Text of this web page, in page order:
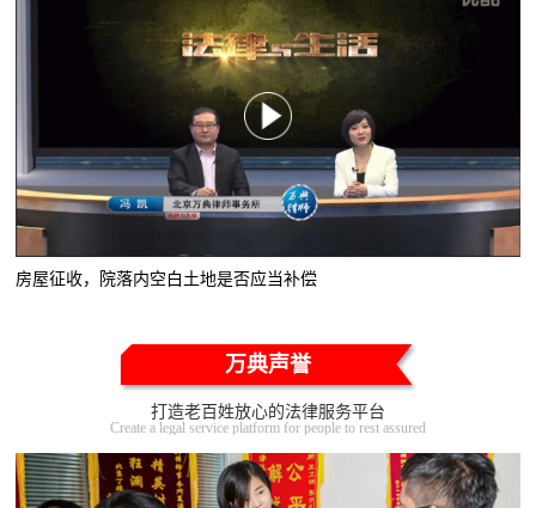
房屋征收，院落内空白土地是否应当补偿
万典声誉
打造老百姓放心的法律服务平台
Create a legal service platform for people to rest assured